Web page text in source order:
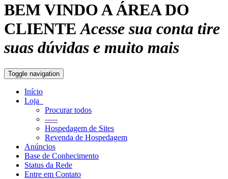
BEM VINDO A ÁREA DO
CLIENTEAcesse sua conta tire
suas dúvidas e muito mais
Toggle navigation
Início
Loja
Procurar todos
-----
Hospedagem de Sites
Revenda de Hospedagem
Anúncios
Base de Conhecimento
Status da Rede
Entre em Contato